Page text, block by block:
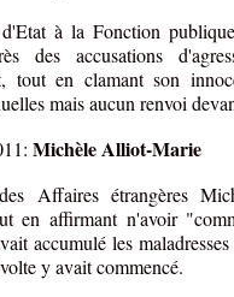
à la Fonction
des accusations
tout en clamant son
mais aucun renvoi
Michèle Alliot-Marie
Affaires étrangères
en affirmant n'avoir
accumulé les
y avait commencé.